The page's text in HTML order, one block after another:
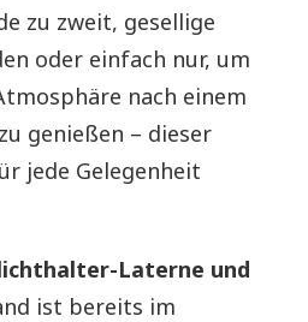
zu zweit, gesellige
oder einfach nur, um
nach einem
genießen – dieser
jede Gelegenheit
Laterne und
ist bereits im